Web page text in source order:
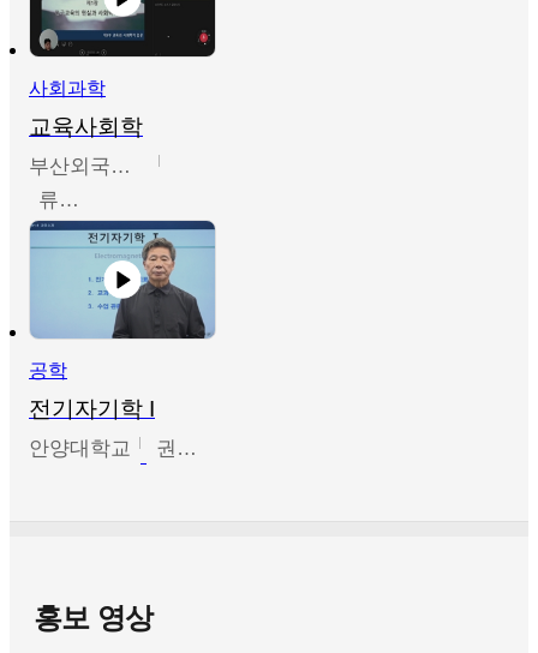
사회과학
교육사회학
부산외국어대학교
류영철
공학
전기자기학 I
안양대학교 권원현
홍보 영상